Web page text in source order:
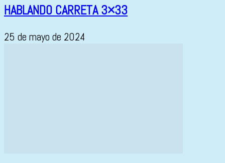
HABLANDO CARRETA 3×33
25 de mayo de 2024